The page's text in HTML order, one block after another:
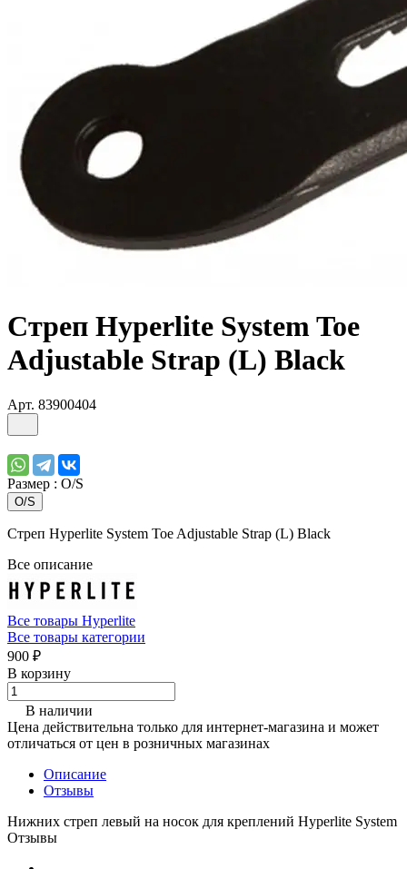
Cтреп Hyperlite System Toe
Adjustable Strap (L) Black
Арт. 83900404
Размер : O/S
O/S
Cтреп Hyperlite System Toe Adjustable Strap (L) Black
Все описание
Все товары Hyperlite
Все товары категории
900 ₽
В корзину
В наличии
Цена действительна только для интернет-магазина и может
отличаться от цен в розничных магазинах
Описание
Отзывы
Нижних стреп левый на носок для креплений Hyperlite System
Отзывы